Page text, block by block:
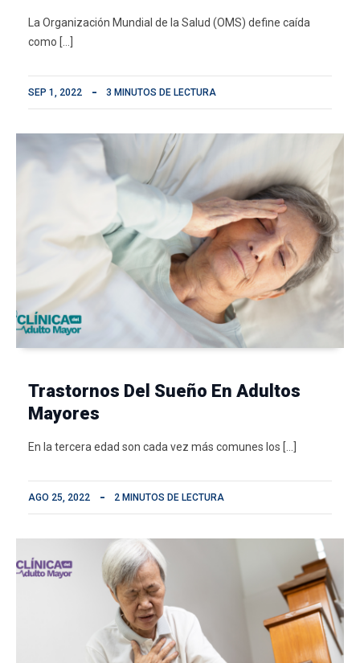
La Organización Mundial de la Salud (OMS) define caída
como […]
SEP 1, 2022 3 MINUTOS DE LECTURA
Trastornos Del Sueño En Adultos
Mayores
En la tercera edad son cada vez más comunes los […]
AGO 25, 2022 2 MINUTOS DE LECTURA